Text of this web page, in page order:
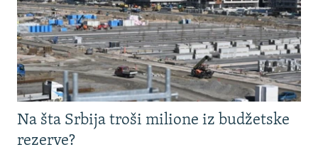
Na šta Srbija troši milione iz budžetske
rezerve?